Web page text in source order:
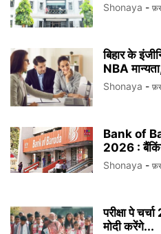
Shonaya -
बिहार के
NBA
Shonaya -
Bank of
2026 :
Shonaya -
परीक्षा पे
मोदी करेंगे...